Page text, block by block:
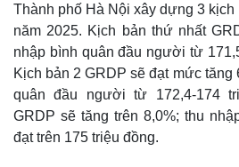
Thành phố Hà Nội xây dựng 3
năm 2025. Kịch bản thứ nhất
nhập bình quân đầu người từ
Kịch bản 2 GRDP sẽ đạt mức tăng
quân đầu người từ 172,4-174
GRDP sẽ tăng trên 8,0%; thu
đạt trên 175 triệu đồng.